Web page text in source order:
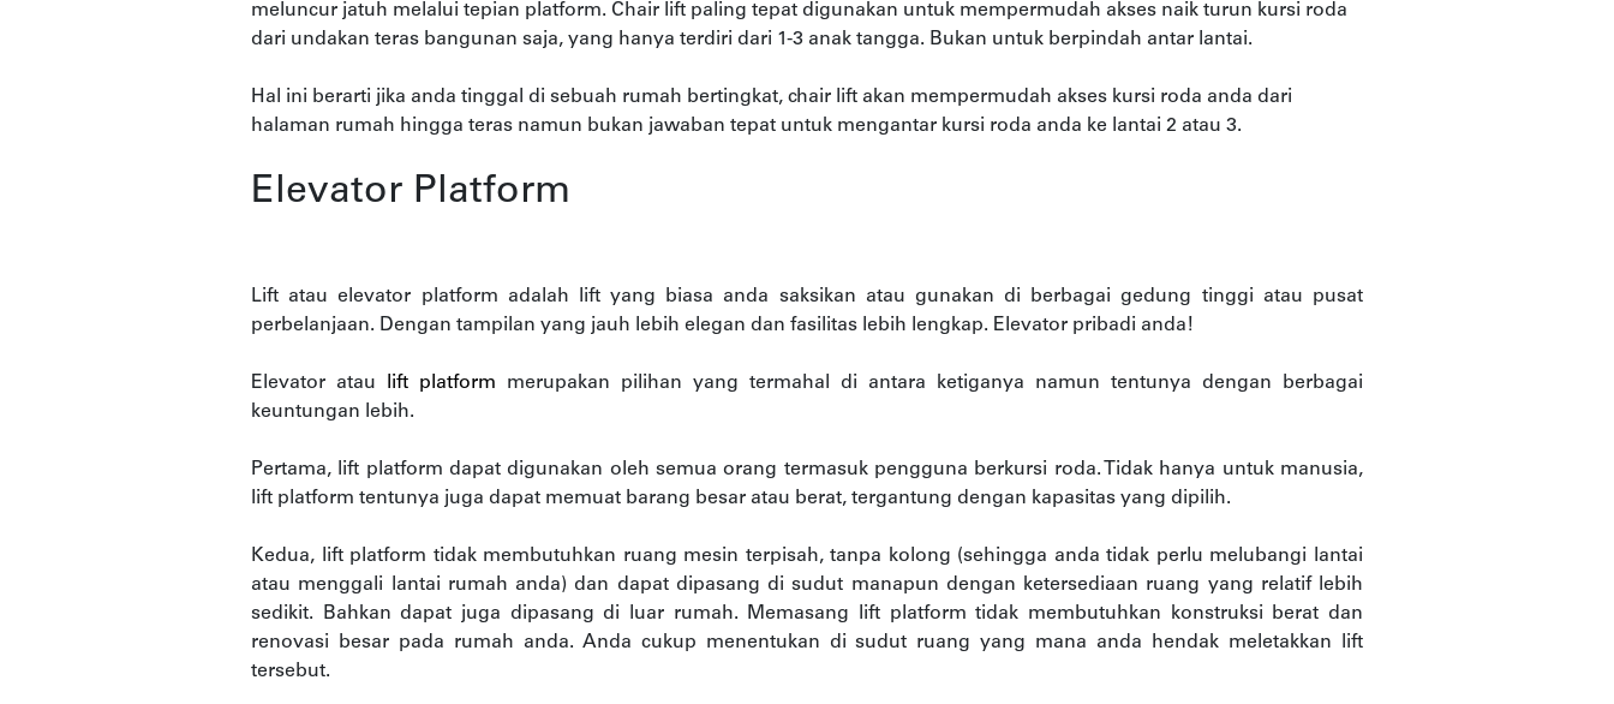
meluncur jatuh melalui tepian platform. Chair lift paling tepat digunakan untuk mempermudah akses naik turun kursi roda
dari undakan teras bangunan saja, yang hanya terdiri dari 1-3 anak tangga. Bukan untuk berpindah antar lantai.
Hal ini berarti jika anda tinggal di sebuah rumah bertingkat, chair lift akan mempermudah akses kursi roda anda dari
halaman rumah hingga teras namun bukan jawaban tepat untuk mengantar kursi roda anda ke lantai 2 atau 3.
Elevator Platform
Lift atau elevator platform adalah lift yang biasa anda saksikan atau gunakan di berbagai gedung tinggi atau pusat
perbelanjaan. Dengan tampilan yang jauh lebih elegan dan fasilitas lebih lengkap. Elevator pribadi anda!
Elevator atau lift platform merupakan pilihan yang termahal di antara ketiganya namun tentunya dengan berbagai
keuntungan lebih.
Pertama, lift platform dapat digunakan oleh semua orang termasuk pengguna berkursi roda. Tidak hanya untuk manusia,
lift platform tentunya juga dapat memuat barang besar atau berat, tergantung dengan kapasitas yang dipilih.
Kedua, lift platform tidak membutuhkan ruang mesin terpisah, tanpa kolong (sehingga anda tidak perlu melubangi lantai
atau menggali lantai rumah anda) dan dapat dipasang di sudut manapun dengan ketersediaan ruang yang relatif lebih
sedikit. Bahkan dapat juga dipasang di luar rumah. Memasang lift platform tidak membutuhkan konstruksi berat dan
renovasi besar pada rumah anda. Anda cukup menentukan di sudut ruang yang mana anda hendak meletakkan lift
tersebut.